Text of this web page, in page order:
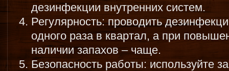
дезинфекции внутренних систем.
Регулярность: проводить
одного раза в квартал, а при
наличии запахов – чаще.
Безопасность работы: используйте